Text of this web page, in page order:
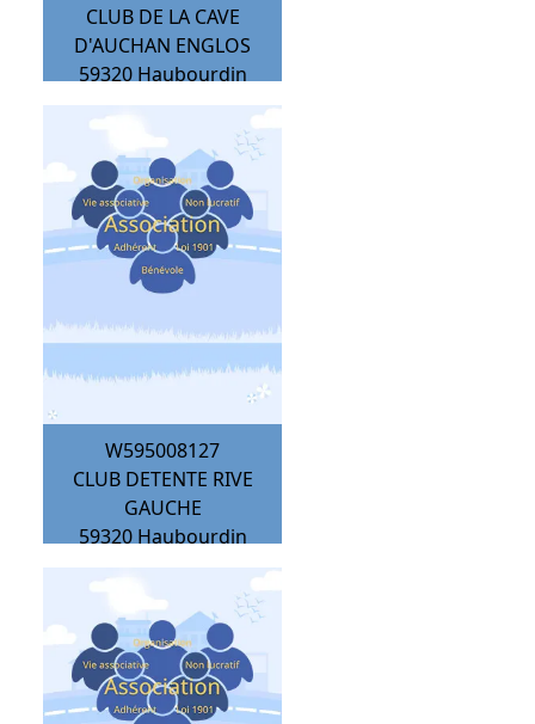
CLUB DE LA CAVE
D'AUCHAN ENGLOS
59320 Haubourdin
W595008127
CLUB DETENTE RIVE
GAUCHE
59320 Haubourdin